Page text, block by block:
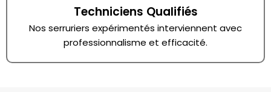
Techniciens Qualifiés
Nos serruriers expérimentés interviennent avec
professionnalisme et efficacité.